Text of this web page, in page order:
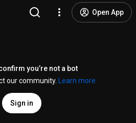
Open App
you’re not a bot
our community.
Learn more
Sign in